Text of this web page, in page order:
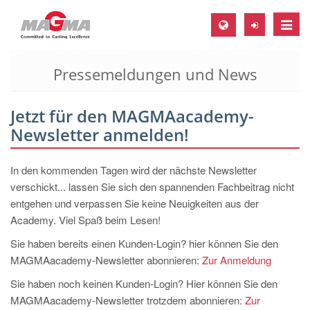
Toggle
MAGMA Europa, Deutschland
EN
CS
MAGMA Nordamerika, USA
EN
MAGMA Asien-Pazifik, Singapur
EN
MAGMA Südamerika, Brasilien
Pressemeldungen und News
Jetzt für den MAGMAacademy-
Newsletter anmelden!
In den kommenden Tagen wird der nächste Newsletter
verschickt... lassen Sie sich den spannenden Fachbeitrag nicht
entgehen und verpassen Sie keine Neuigkeiten aus der
Academy. Viel Spaß beim Lesen!
Sie haben bereits einen Kunden-Login? hier können Sie den
MAGMAacademy-Newsletter abonnieren: Zur Anmeldung
Sie haben noch keinen Kunden-Login? Hier können Sie den
MAGMAacademy-Newsletter trotzdem abonnieren: Zur